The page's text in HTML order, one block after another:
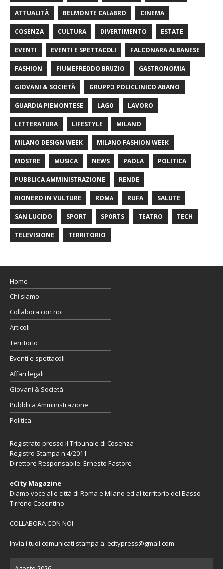
ATTUALITÀ BELMONTE CALABRO CINEMA
COSENZA CULTURA DIVERTIMENTO ESTATE
EVENTI EVENTI E SPETTACOLI FALCONARA ALBANESE
FASHION FIUMEFREDDO BRUZIO GASTRONOMIA
GIOVANI & SOCIETÀ GRUPPO POLICLINICO ABANO
GUARDIA PIEMONTESE LAGO LAVORO
LETTERATURA LIFESTYLE MILANO
MILANO DESIGN WEEK MILANO FASHION WEEK
MOSTRE MUSICA NEWS PAOLA POLITICA
PUBBLICA AMMINISTRAZIONE RENDE
RIONERO IN VULTURE ROMA RUFA SALUTE
SAN LUCIDO SPORT SPORTS TEATRO TECH
TELEVISIONE TERRITORIO
Home
Chi siamo
Collabora con noi
Articoli
Territorio
Eventi e spettacoli
Affari legali
Giovani & Società
Pubblica Amministrazione
Politica
Registrato presso il Tribunale di Cosenza
Registro Stampa n.4/2011
Direttore Responsabile: Ernesto Pastore
eCity Magazine
Diamo voce alle città di Roma e Milano ed al territorio del Basso
Tirreno Cosentino
COLLABORA CON NOI
Invia i tuoi comunicati stampa a: ecitypress@gmail.com